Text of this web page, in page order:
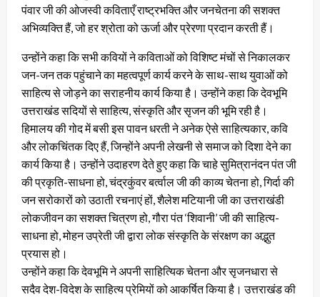
पंवार जी की ओजस्वी कविताएँ राष्ट्रभक्ति और जनचेतना की सशक्त
अभिव्यक्ति हैं, जो हर श्रोता को ऊर्जा और प्रेरणा प्रदान करती हैं।
उन्होंने कहा कि सभी कवियों ने कविताओं को विशिष्ट मंचों से निकालकर
जन-जन तक पहुंचाने का महत्वपूर्ण कार्य करने के साथ-साथ युवाओं को
साहित्य से जोड़ने का सराहनीय कार्य किया है। उन्होंने कहा कि देवभूमि
उत्तराखंड सदियों से साहित्य, संस्कृति और सृजन की भूमि रही है।
हिमालय की गोद में बसी इस पावन धरती ने अनेक ऐसे साहित्यकार, कवि
और लोकचिंतक दिए हैं, जिन्होंने अपनी लेखनी से समाज को दिशा देने का
कार्य किया है। उन्होंने उदाहरण देते हुए कहा कि चाहे सुमित्रानंदन पंत जी
की प्रकृति-साधना हो, चंद्रकुंवर बर्त्वाल जी की काव्य चेतना हो, गिर्दा की
जन सरोकारों को उठाती रचनाएं हों, शैलेश मटियानी जी का उत्तराखंडी
लोकजीवन का सशक्त चित्रण हो, गौरा पंत ‘शिवानी’ जी की साहित्य-
साधना हो, मोहन उप्रेती जी द्वारा लोक संस्कृति के संरक्षण का अद्भुत
प्रयास हो।
उन्होंने कहा कि देवभूमि ने अपनी साहित्यिक चेतना और सृजनधारा से
सदैव देश-विदेश के साहित्य प्रेमियों को आकर्षित किया है। उत्तराखंड की